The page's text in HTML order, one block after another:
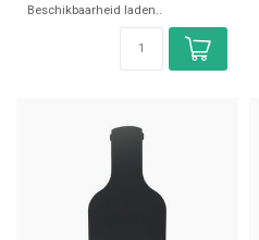
Beschikbaarheid laden..